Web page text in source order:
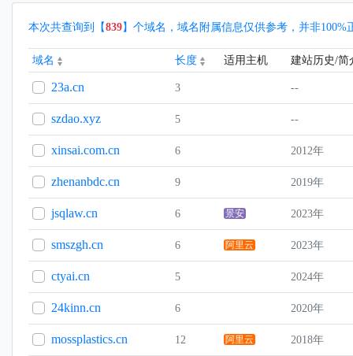
本次共查询到【839】个域名，域名附属信息仅供参考，并非
域名 长度 适用主机 建站历史/简
23a.cn 3 --
szdao.xyz 5 --
xinsai.com.cn 6 2012年
zhenanbdc.cn 9 2019年
jsqlaw.cn 6 景安 2023年
smszgh.cn 6 阿里云 2023年
ctyai.cn 5 2024年
24kinn.cn 6 2020年
mossplastics.cn 12 阿里云 2018年